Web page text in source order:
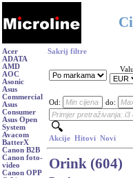
Acer
ADATA
AMD
AOC
Asonic
Asus
Commercial
Asus
Consumer
Asus Open
System
Avacom
BatterX
Canon B2B
Canon foto-
video
Canon OPP
Sakrij filtre
Od: do:
Akcije Hitovi Novi
Orink (604)